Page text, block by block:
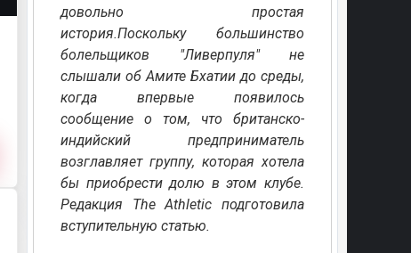
довольно простая
история.Поскольку большинство
болельщиков "Ливерпуля" не
слышали об Амите Бхатии до среды,
когда впервые появилось
сообщение о том, что британско-
индийский предприниматель
возглавляет группу, которая хотела
бы приобрести долю в этом клубе.
Редакция The Athletic подготовила
вступительную статью.